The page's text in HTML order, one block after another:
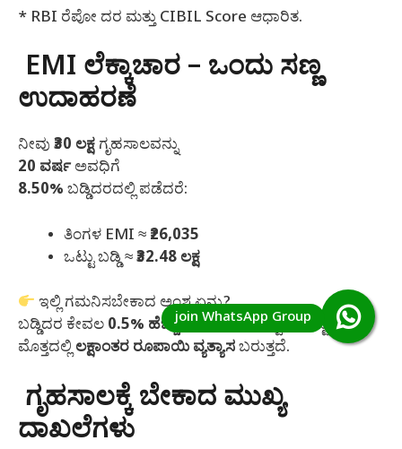
* RBI ರೆಪೋ ದರ ಮತ್ತು CIBIL Score ಆಧಾರಿತ.
EMI ಲೆಕ್ಕಾಚಾರ – ಒಂದು ಸಣ್ಣ
ಉದಾಹರಣೆ
ನೀವು ₹30 ಲಕ್ಷ ಗೃಹಸಾಲವನ್ನು
20 ವರ್ಷಅವಧಿಗೆ
8.50% ಬಡ್ಡಿದರದಲ್ಲಿ ಪಡೆದರೆ:
ತಿಂಗಳ EMI ≈ ₹26,035
ಒಟ್ಟು ಬಡ್ಡಿ ≈₹32.48 ಲಕ್ಷ
ಇಲ್ಲಿ ಗಮನಿಸಬೇಕಾದ ಅಂಶ ಏನು?
ಬಡ್ಡಿದರ ಕೇವಲ 0.5% ಹೆಚ್ಚಾದರೂ, ನೀವು ಕಟ್ಟುವ ಒಟ್ಟು
ಮೊತ್ತದಲ್ಲಿಲಕ್ಷಾಂತರ ರೂಪಾಯಿ ವ್ಯತ್ಯಾಸಬರುತ್ತದೆ.
ಗೃಹಸಾಲಕ್ಕೆ ಬೇಕಾದ ಮುಖ್ಯ
ದಾಖಲೆಗಳು